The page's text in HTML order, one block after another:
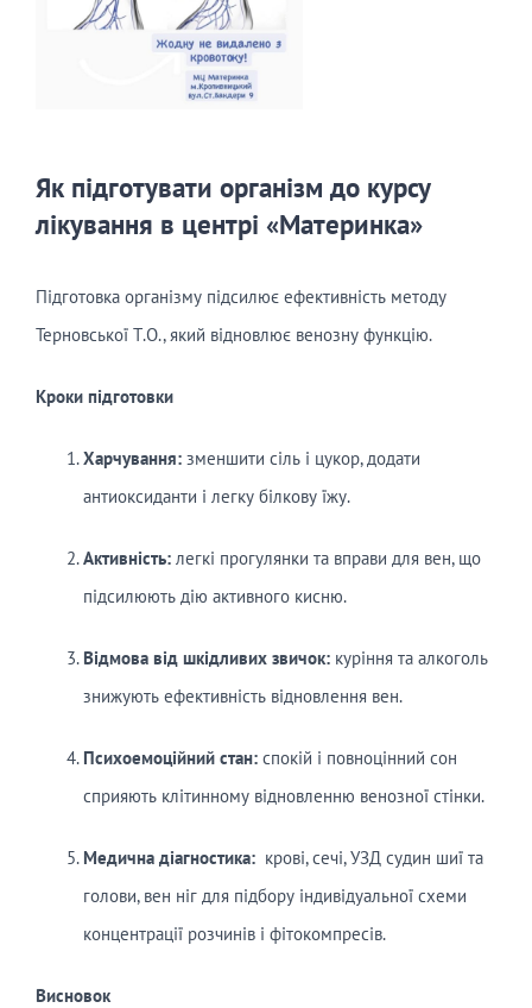
Як підготувати організм до курсу
лікування в центрі «Материнка»
Підготовка організму підсилює ефективність методу
Терновської Т.О., який відновлює венозну функцію.
Кроки підготовки
Харчування:зменшити сіль і цукор, додати
антиоксиданти і легку білкову їжу.
Активність:легкі прогулянки та вправи для вен, що
підсилюють дію активного кисню.
Відмова від шкідливих звичок:куріння та алкоголь
знижують ефективність відновлення вен.
Психоемоційний стан:спокій і повноцінний сон
сприяють клітинному відновленню венозної стінки.
Медична діагностика:крові, сечі, УЗД судин шиї та
голови, вен ніг для підбору індивідуальної схеми
концентрації розчинів і фітокомпресів.
Висновок